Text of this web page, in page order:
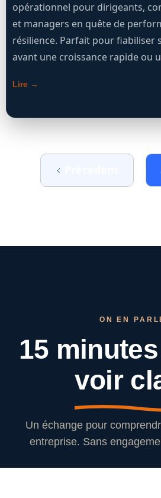
opérationnel pour dirigeants,
et managers en quête de
résilience. Parfait pour fiabiliser
avant une croissance rapide ou
Lire →
ON EN
15
voir
Un échange pour
entreprise. Sans